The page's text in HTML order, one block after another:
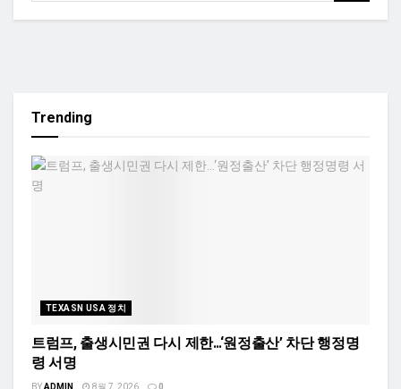
Trending
TEXASN USA 정치
트럼프, 출생시민권 다시 제한…‘원정출산’ 차단 행정명
령 서명
BYADMIN 8월 7, 2026 0